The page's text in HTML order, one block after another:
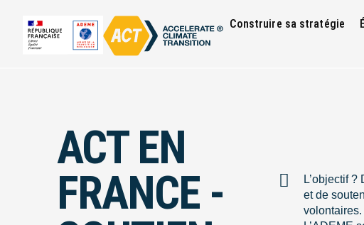
Construire sa stratégie
ACT EN
FRANCE -
L’objectif
et de
volontaires.